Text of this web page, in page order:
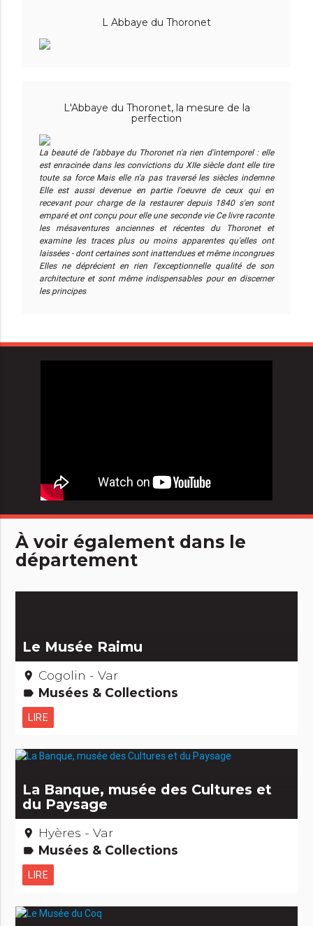
L Abbaye du Thoronet
L'Abbaye du Thoronet, la mesure de la
perfection
La beauté de l'abbaye du Thoronet n'a rien d'intemporel : elle
est enracinée dans les convictions du XIIe siècle dont elle tire
toute sa force Mais elle n'a pas traversé les siècles indemne
Elle est aussi devenue en partie l'oeuvre de ceux qui en
recevant pour charge de la restaurer depuis 1840 s'en sont
emparé et ont conçu pour elle une seconde vie Ce livre raconte
les mésaventures anciennes et récentes du Thoronet et
examine les traces plus ou moins apparentes qu'elles ont
laissées - dont certaines sont inattendues et même incongrues
Elles ne déprécient en rien l'exceptionnelle qualité de son
architecture et sont même indispensables pour en discerner
les principes
À voir également dans le
département
Le Musée Raimu
place Cogolin - Var
label Musées & Collections
LIRE
La Banque, musée des Cultures et
du Paysage
place Hyères - Var
label Musées & Collections
LIRE